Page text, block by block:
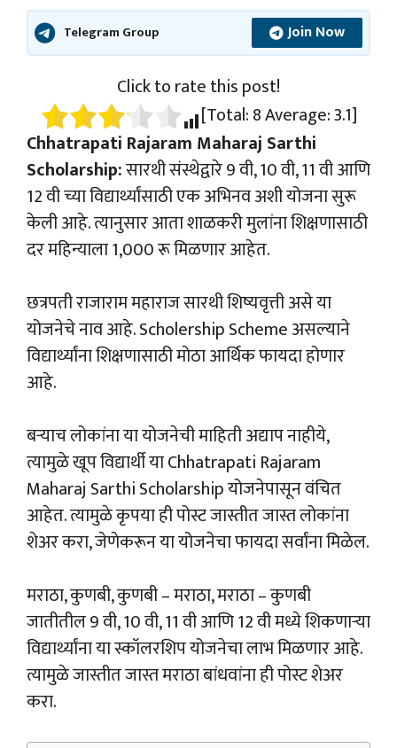
Telegram Group Join Now
Click to rate this post!
[Total:8Average:3.1]
Chhatrapati Rajaram Maharaj Sarthi
Scholarship:सारथी संस्थेद्वारे 9 वी, 10 वी, 11 वी आणि
12 वी च्या विद्यार्थ्यांसाठी एक अभिनव अशी योजना सुरू
केली आहे. त्यानुसार आता शाळकरी मुलांना शिक्षणासाठी
दर महिन्याला 1,000 रू मिळणार आहेत.
छत्रपती राजाराम महाराज सारथी शिष्यवृत्ती असे या
योजनेचे नाव आहे. Scholership Scheme असल्याने
विद्यार्थ्यांना शिक्षणासाठी मोठा आर्थिक फायदा होणार
आहे.
बऱ्याच लोकांना या योजनेची माहिती अद्याप नाहीये,
त्यामुळे खूप विद्यार्थी या Chhatrapati Rajaram
Maharaj Sarthi Scholarship योजनेपासून वंचित
आहेत. त्यामुळे कृपया ही पोस्ट जास्तीत जास्त लोकांना
शेअर करा, जेणेकरून या योजनेचा फायदा सर्वांना मिळेल.
मराठा, कुणबी, कुणबी – मराठा, मराठा – कुणबी
जातीतील 9 वी, 10 वी, 11 वी आणि 12 वी मध्ये शिकणाऱ्या
विद्यार्थ्यांना या स्कॉलरशिप योजनेचा लाभ मिळणार आहे.
त्यामुळे जास्तीत जास्त मराठा बांधवांना ही पोस्ट शेअर
करा.